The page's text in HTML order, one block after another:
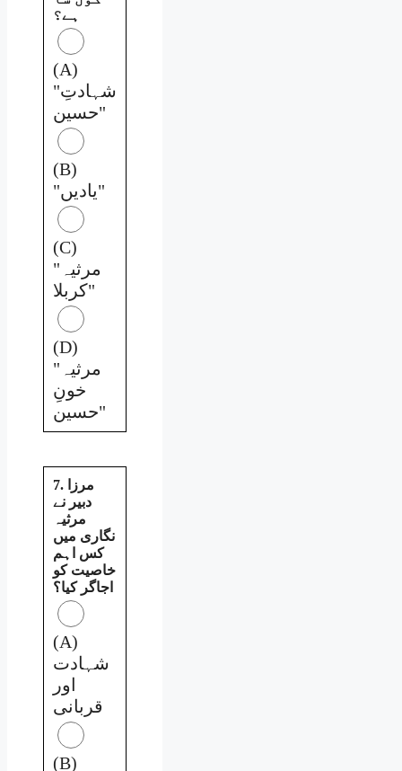
ہے؟
(A)
"شہادتِ
حسین"
(B)
"یادیں"
(C)
"مرثیہ
کربلا"
(D)
"مرثیہ
خونِ
حسین"
7. مرزا
دبیر نے
مرثیہ
نگاری میں
کس اہم
خاصیت کو
اجاگر کیا؟
(A)
شہادت
اور
قربانی
(B)